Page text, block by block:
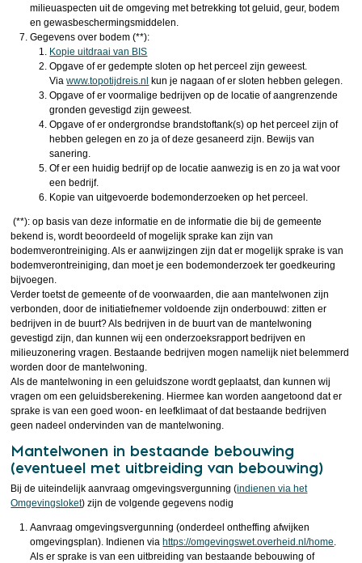
milieuaspecten uit de omgeving met betrekking tot geluid, geur, bodem
en gewasbeschermingsmiddelen.
Gegevens over bodem (**):
Kopie uitdraai van BIS
Opgave of er gedempte sloten op het perceel zijn geweest.
Viawww.topotijdreis.nl kun je nagaan of er sloten hebben gelegen.
Opgave of er voormalige bedrijven op de locatie of aangrenzende
gronden gevestigd zijn geweest.
Opgave of er ondergrondse brandstoftank(s) op het perceel zijn of
hebben gelegen en zo ja of deze gesaneerd zijn. Bewijs van
sanering.
Of er een huidig bedrijf op de locatie aanwezig is en zo ja wat voor
een bedrijf.
Kopie van uitgevoerde bodemonderzoeken op het perceel.
(**): op basis van deze informatie en de informatie die bij de gemeente
bekend is, wordt beoordeeld of mogelijk sprake kan zijn van
bodemverontreiniging. Als er aanwijzingen zijn dat er mogelijk sprake is van
bodemverontreiniging, dan moet je een bodemonderzoek ter goedkeuring
bijvoegen.
Verder toetst de gemeente of de voorwaarden, die aan mantelwonen zijn
verbonden, door de initiatiefnemer voldoende zijn onderbouwd: zitten er
bedrijven in de buurt? Als bedrijven in de buurt van de mantelwoning
gevestigd zijn, dan kunnen wij een onderzoeksrapport bedrijven en
milieuzonering vragen. Bestaande bedrijven mogen namelijk niet belemmerd
worden door de mantelwoning.
Als de mantelwoning in een geluidszone wordt geplaatst, dan kunnen wij
vragen om een geluidsberekening. Hiermee kan worden aangetoond dat er
sprake is van een goed woon- en leefklimaat of dat bestaande bedrijven
geen nadeel ondervinden van de mantelwoning.
Mantelwonen in bestaande bebouwing
(eventueel met uitbreiding van bebouwing)
Bij de uiteindelijk aanvraag omgevingsvergunning (indienen via het
Omgevingsloket) zijn de volgende gegevens nodig
Aanvraag omgevingsvergunning (onderdeel ontheffing afwijken
omgevingsplan). Indienen via https://omgevingswet.overheid.nl/home.
Als er sprake is van een uitbreiding van bestaande bebouwing of